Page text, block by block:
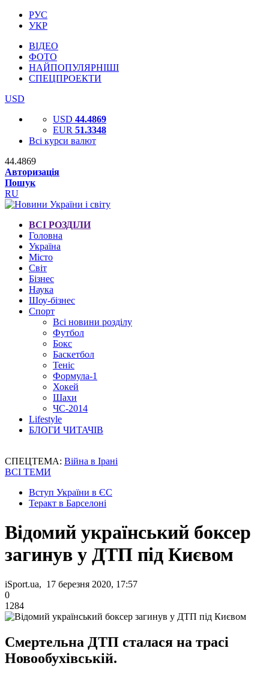
РУС
УКР
ВІДЕО
ФОТО
НАЙПОПУЛЯРНІШІ
СПЕЦПРОЕКТИ
USD
USD 44.4869
EUR 51.3348
Всі курси валют
44.4869
Авторизація
Пошук
RU
ВСІ РОЗДІЛИ
Головна
Україна
Місто
Світ
Бізнес
Наука
Шоу-бізнес
Спорт
Всі новини розділу
Футбол
Бокс
Баскетбол
Теніс
Формула-1
Хокей
Шахи
ЧС-2014
Lifestyle
БЛОГИ ЧИТАЧІВ
СПЕЦТЕМА: Війна в Ірані
ВСІ ТЕМИ
Вступ України в ЄС
Теракт в Барселоні
Відомий український боксер
загинув у ДТП під Києвом
iSport.ua, 17 березня 2020, 17:57
0
1284
Смертельна ДТП сталася на трасі
Новообухівській.